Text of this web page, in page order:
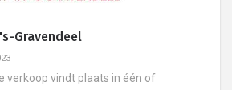
Gravendeel
verkoop vindt plaats in één of